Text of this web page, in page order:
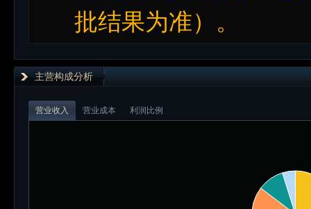
批结果为准）。
主营构成分析
营业收入 营业成本 利润比例